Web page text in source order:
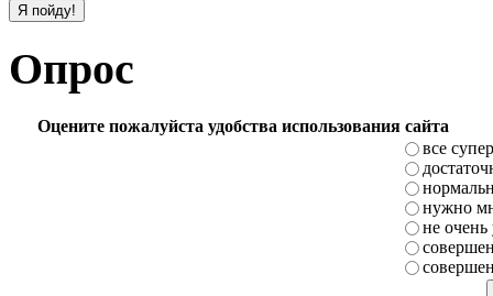
Опрос
Оцените пожалуйста удобства использования сайта
все супер
нужно
не очень